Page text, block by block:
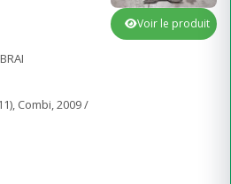
Combi, 2009 /
Voir le produit